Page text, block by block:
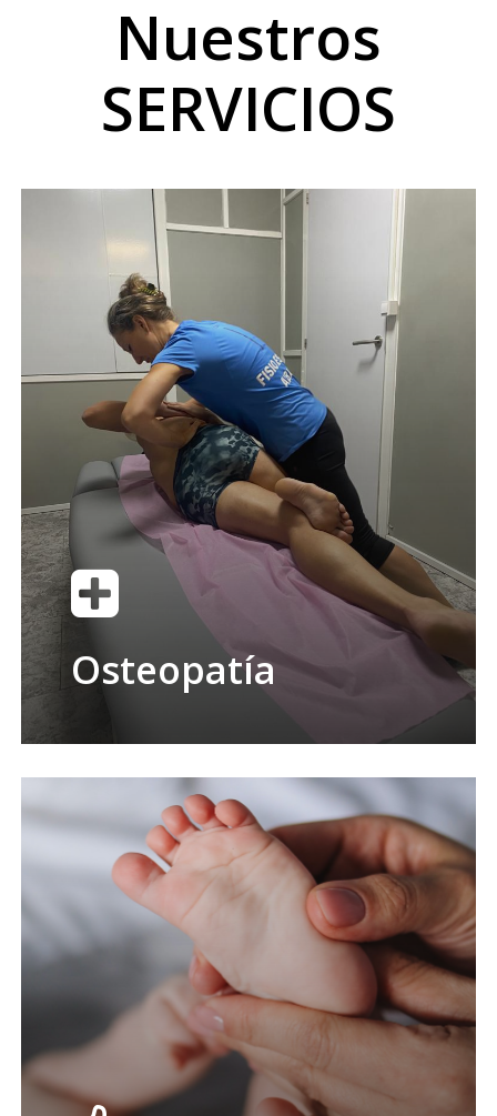
Nuestros
SERVICIOS
Osteopatía